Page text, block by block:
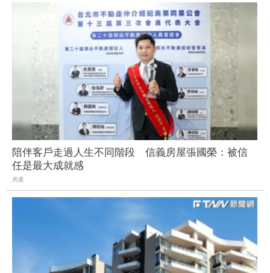
陪伴客戶走過人生不同階段 信義房屋張國榮：被信
任是最大成就感
房產